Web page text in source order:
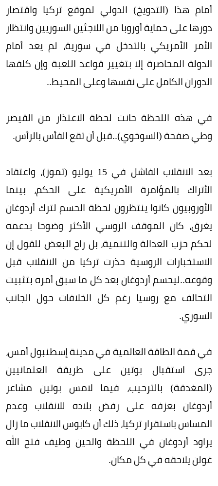
أمام هذا (التدويخ) الدولي لموقع تركيا واقتصار
دورها على حماية أوروبا من اللاجئين السوريين وانتظار
الأمر الأمريكي بالتدخل في سورية، لم يعد أمام
الدولة المحاصرة إلا بتغيير قواعد اللعبة وإن كلفها
الدوران الكامل على نفسها وعلى المحيط..
في هذه اللحظة حانت لحظة الاعتذار من القيصر
وطي صفحة (السوخوي)..قبل أن تقع الفأس بالرأس.
بعد الانقلاب الفاشل في 15 يوليو (تموز)، واعتقاد
الأتراك بالمؤامرة الأمريكية على الحكم، بينما
الأوروبيون كانوا ينتظرون لحظة الحسم لترك أردوغان
يغرق، كان الموقف الروسي الأكثر وضوحا بدعمه
لحكم حزب العدالة والتنمية، بل راح البعض للقول إن
الاستخبارات الروسية حذرت تركيا من الانقلاب قبل
وقوعه..ليحسم أردوغان بعد كل ما سبق أمره بتثبيت
التحالف مع روسيا رغم كل الخلافات حول الجانب
السوري.
في قمة الطاقة العالمية في مدينة إسطنبول أمس،
جرى استقبال بوتين على طريقة العثمانيين
(المغدقة) بالترحيب، فيما لامس بوتين مشاعر
أردوغان بعزفه على رفض بلاده للانقلاب وعدم
المساس باستقرار تركيا، ذلك أن كابوس الانقلاب ما زال
يراود أردوغان في اللحظة والحين وطيف فتح الله
غولن يلاحقه في كل مكان.